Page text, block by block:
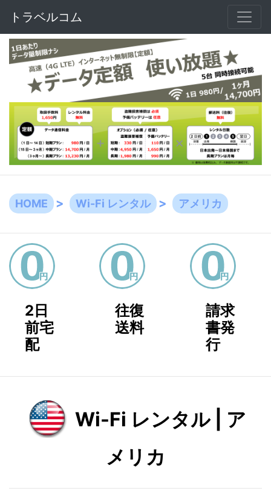
トラベルコム
HOME Wi-Fi レンタル アメリカ
2日
前宅
配
往復
送料
請求
書発
行
Wi-Fi レンタル | ア
メリカ